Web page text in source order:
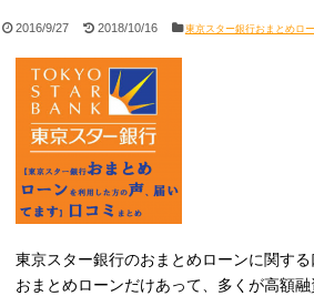
2016/9/27 2018/10/16 東京スター銀行おまとめロ
東京スター銀行のおまとめローンに関する
おまとめローンだけあって、多くが高額融